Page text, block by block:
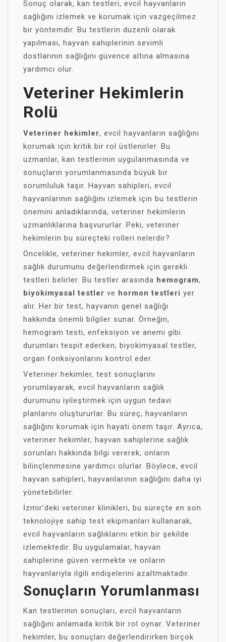
Sonuç olarak, kan testleri, evcil hayvanların
sağlığını izlemek ve korumak için vazgeçilmez
bir yöntemdir. Bu testlerin düzenli olarak
yapılması, hayvan sahiplerinin sevimli
dostlarının sağlığını güvence altına almasına
yardımcı olur.
Veteriner Hekimlerin
Rolü
Veteriner hekimler, evcil hayvanların sağlığını
korumak için kritik bir rol üstlenirler. Bu
uzmanlar, kan testlerinin uygulanmasında ve
sonuçların yorumlanmasında büyük bir
sorumluluk taşır. Hayvan sahipleri, evcil
hayvanlarının sağlığını izlemek için bu testlerin
önemini anladıklarında, veteriner hekimlerin
uzmanlıklarına başvururlar. Peki, veteriner
hekimlerin bu süreçteki rolleri nelerdir?
Öncelikle, veteriner hekimler, evcil hayvanların
sağlık durumunu değerlendirmek için gerekli
testleri belirler. Bu testler arasında hemogram,
biyokimyasal testler ve hormon testleri yer
alır. Her bir test, hayvanın genel sağlığı
hakkında önemli bilgiler sunar. Örneğin,
hemogram testi, enfeksiyon ve anemi gibi
durumları tespit ederken; biyokimyasal testler,
organ fonksiyonlarını kontrol eder.
Veteriner hekimler, test sonuçlarını
yorumlayarak, evcil hayvanların sağlık
durumunu iyileştirmek için uygun tedavi
planlarını oluştururlar. Bu süreç, hayvanların
sağlığını korumak için hayati önem taşır. Ayrıca,
veteriner hekimler, hayvan sahiplerine sağlık
sorunları hakkında bilgi vererek, onların
bilinçlenmesine yardımcı olurlar. Böylece, evcil
hayvan sahipleri, hayvanlarının sağlığını daha iyi
yönetebilirler.
İzmir’deki veteriner klinikleri, bu süreçte en son
teknolojiye sahip test ekipmanları kullanarak,
evcil hayvanların sağlıklarını etkin bir şekilde
izlemektedir. Bu uygulamalar, hayvan
sahiplerine güven vermekte ve onların
hayvanlarıyla ilgili endişelerini azaltmaktadır.
Sonuçların Yorumlanması
Kan testlerinin sonuçları, evcil hayvanların
sağlığını anlamada kritik bir rol oynar. Veteriner
hekimler, bu sonuçları değerlendirirken birçok